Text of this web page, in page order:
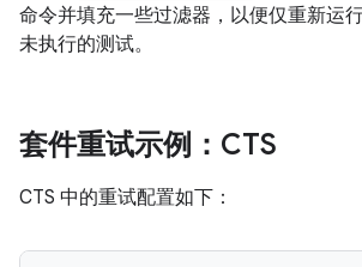
命令并填充一些过滤器，以便仅重新运
未执行的测试。
套件重试示例：CTS
CTS 中的重试配置如下：